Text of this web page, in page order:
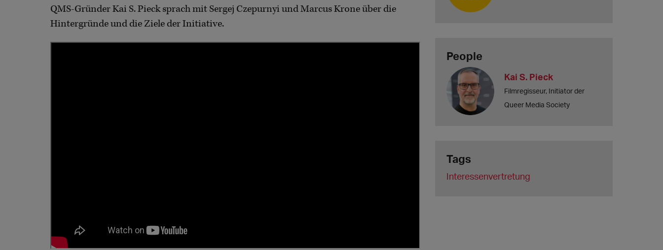
QMS-Gründer Kai S. Pieck sprach mit Sergej Czepurnyi und Marcus Krone über die
Hintergründe und die Ziele der Initiative.
People
Kai S. Pieck
Filmregisseur, Initiator der
Queer Media Society
Tags
Interessenvertretung